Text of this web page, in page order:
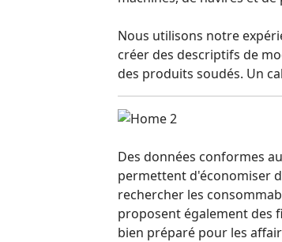
Nous utilisons notre
créer des descriptifs de
des produits soudés. Un
Des données conformes
permettent d'économiser
rechercher les
proposent également des
bien préparé pour les